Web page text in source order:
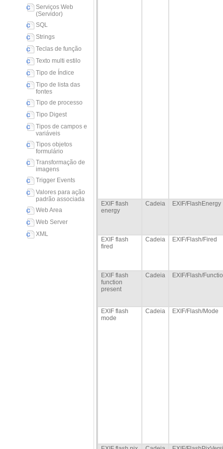
Serviços Web
(Servidor)
SQL
Strings
Teclas de função
Texto multi estilo
Tipo de Índice
Tipo de lista das
fontes
Tipo de processo
Tipo Digest
Tipos de campos e
variáveis
Tipos objetos
formulário
Transformação de
imagens
Trigger Events
Valores para ação
padrão associada
Web Area
Web Server
XML
EXIF flash
energy
Cadeia EXIF/FlashEnergy
EXIF flash
fired
Cadeia EXIF/Flash/Fired
EXIF flash
function
present
Cadeia EXIF/Flash/
EXIF flash
mode
Cadeia EXIF/Flash/Mode